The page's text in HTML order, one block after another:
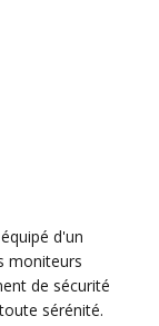
d'un
moniteurs
de sécurité
sérénité.